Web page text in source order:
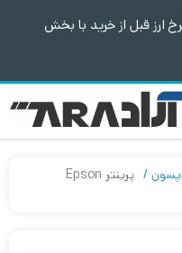
ارز قبل از خرید با بخش
پرینتر Epson